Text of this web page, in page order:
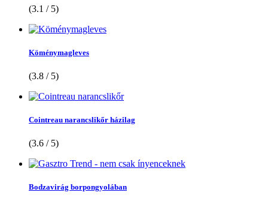
(3.1 / 5)
Köménymagleves
(3.8 / 5)
Cointreau narancslikőr házilag
(3.6 / 5)
Bodzavirág borpongyolában